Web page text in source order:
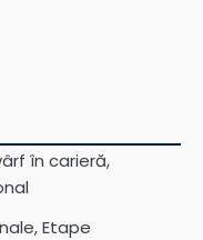
în carieră,
Etape